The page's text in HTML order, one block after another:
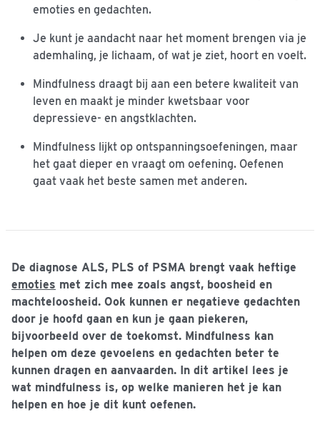
emoties en gedachten.
Je kunt je aandacht naar het moment brengen via je
ademhaling, je lichaam, of wat je ziet, hoort en voelt.
Mindfulness draagt bij aan een betere kwaliteit van
leven en maakt je minder kwetsbaar voor
depressieve- en angstklachten.
Mindfulness lijkt op ontspanningsoefeningen, maar
het gaat dieper en vraagt om oefening. Oefenen
gaat vaak het beste samen met anderen.
De diagnose ALS, PLS of PSMA brengt vaak heftige
emoties met zich mee zoals angst, boosheid en
machteloosheid. Ook kunnen er negatieve gedachten
door je hoofd gaan en kun je gaan piekeren,
bijvoorbeeld over de toekomst. Mindfulness kan
helpen om deze gevoelens en gedachten beter te
kunnen dragen en aanvaarden. In dit artikel lees je
wat mindfulness is, op welke manieren het je kan
helpen en hoe je dit kunt oefenen.